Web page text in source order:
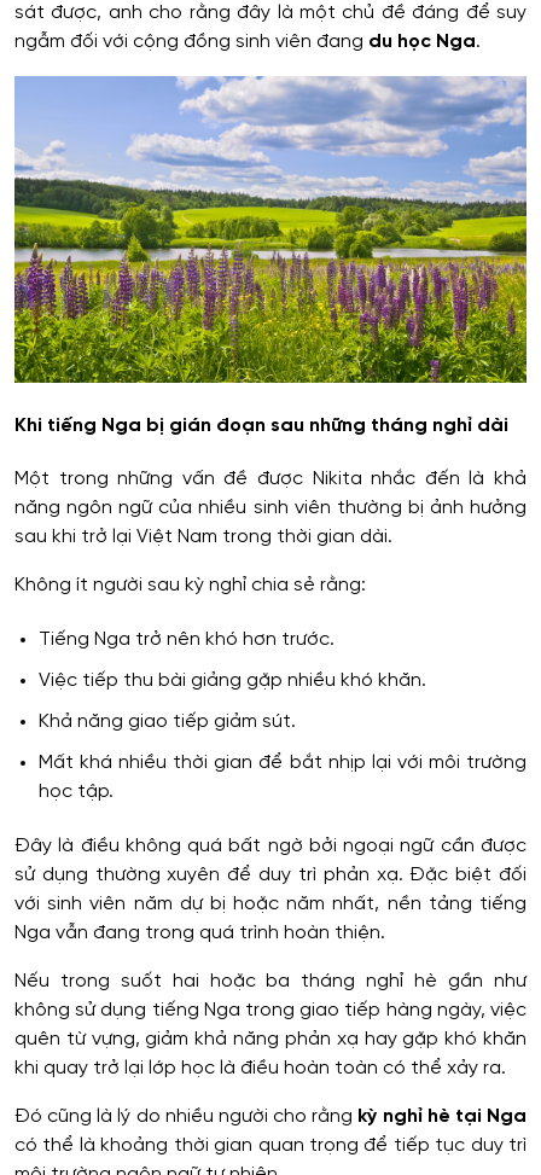
sát được, anh cho rằng đây là một chủ đề đáng để suy
ngẫm đối với cộng đồng sinh viên đang du học Nga.
Khi tiếng Nga bị gián đoạn sau những tháng nghỉ dài
Một trong những vấn đề được Nikita nhắc đến là khả
năng ngôn ngữ của nhiều sinh viên thường bị ảnh hưởng
sau khi trở lại Việt Nam trong thời gian dài.
Không ít người sau kỳ nghỉ chia sẻ rằng:
Tiếng Nga trở nên khó hơn trước.
Việc tiếp thu bài giảng gặp nhiều khó khăn.
Khả năng giao tiếp giảm sút.
Mất khá nhiều thời gian để bắt nhịp lại với môi trường
học tập.
Đây là điều không quá bất ngờ bởi ngoại ngữ cần được
sử dụng thường xuyên để duy trì phản xạ. Đặc biệt đối
với sinh viên năm dự bị hoặc năm nhất, nền tảng tiếng
Nga vẫn đang trong quá trình hoàn thiện.
Nếu trong suốt hai hoặc ba tháng nghỉ hè gần như
không sử dụng tiếng Nga trong giao tiếp hàng ngày, việc
quên từ vựng, giảm khả năng phản xạ hay gặp khó khăn
khi quay trở lại lớp học là điều hoàn toàn có thể xảy ra.
Đó cũng là lý do nhiều người cho rằng kỳ nghỉ hè tại Nga
có thể là khoảng thời gian quan trọng để tiếp tục duy trì